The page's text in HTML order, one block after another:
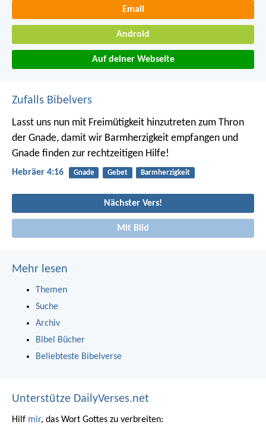
Email
Android
Auf deiner Webseite
Zufalls Bibelvers
Lasst uns nun mit Freimütigkeit hinzutreten zum Thron
der Gnade, damit wir Barmherzigkeit empfangen und
Gnade finden zur rechtzeitigen Hilfe!
Hebräer 4:16 Gnade Gebet Barmherzigkeit
Nächster Vers!
Mit Bild
Mehr lesen
Themen
Suche
Archiv
Bibel Bücher
Beliebteste Bibelverse
Unterstütze DailyVerses.net
Hilf mir, das Wort Gottes zu verbreiten: